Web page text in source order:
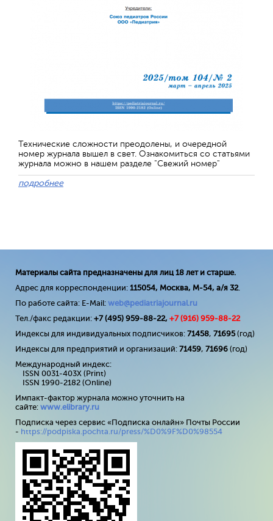
Технические сложности преодолены, и очередной
номер журнала вышел в свет. Ознакомиться со статьями
журнала можно в нашем разделе "Свежий номер"
подробнее
Материалы сайта предназначены для лиц 18 лет и старше.
Адрес для корреспонденции: 115054, Москва, М-54, а/я 32.
По работе сайта: E-Mail: web@pediatriajournal.ru
Тел./факс редакции: +7 (495) 959-88-22, +7 (916) 959-88-22
Индексы для индивидуальных подписчиков: 71458, 71695(год)
Индексы для предприятий и организаций: 71459, 71696 (год)
Международный индекс:
ISSN 0031-403X (Print)
ISSN 1990-2182 (Online)
Импакт-фактор журнала можно уточнить на
сайте: www.elibrary.ru
Подписка через сервис «Подписка онлайн» Почты России
- https://podpiska.pochta.ru/press/%D0%9F%D0%98554